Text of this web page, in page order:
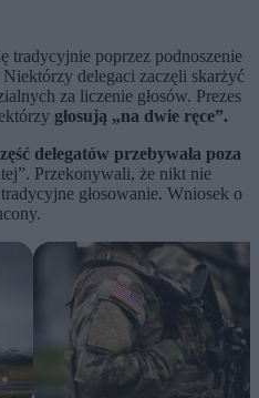
tradycyjnie poprzez podnoszenie
delegaci zaczęli skarżyć
za liczenie głosów. Prezes
głosują „na dwie ręce”.
delegatów przebywała poza
Przekonywali, że nikt nie
głosowanie. Wniosek o